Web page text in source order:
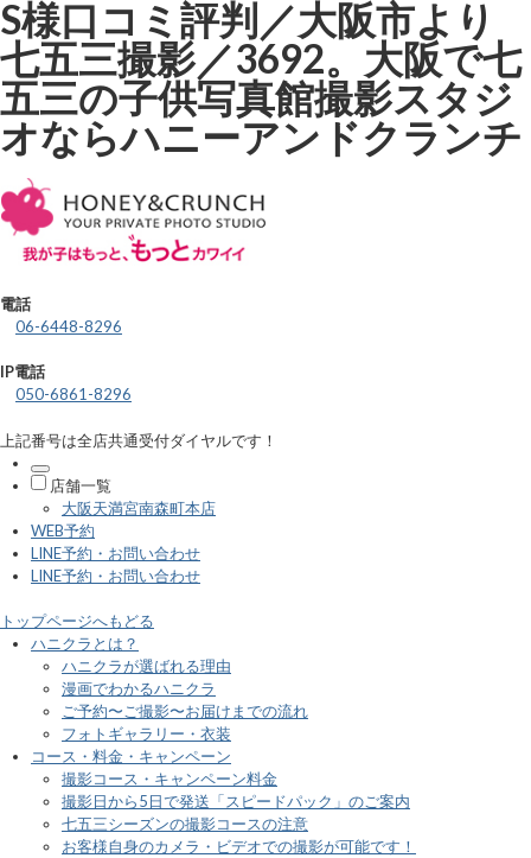
S様口コミ評判／大阪市より
七五三撮影／3692。大阪で七
五三の子供写真館撮影スタジ
オならハニーアンドクランチ
電話
06-6448-8296
IP電話
050-6861-8296
上記番号は全店共通受付ダイヤルです！
店舗一覧
大阪天満宮南森町本店
WEB予約
LINE予約・お問い合わせ
LINE予約・お問い合わせ
トップページへもどる
ハニクラとは？
ハニクラが選ばれる理由
漫画でわかるハニクラ
ご予約〜ご撮影〜お届けまでの流れ
フォトギャラリー・衣装
コース・料金・キャンペーン
撮影コース・キャンペーン料金
撮影日から5日で発送「スピードパック」のご案内
七五三シーズンの撮影コースの注意
お客様自身のカメラ・ビデオでの撮影が可能です！